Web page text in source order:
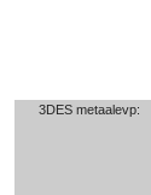
3DES metaalevp: